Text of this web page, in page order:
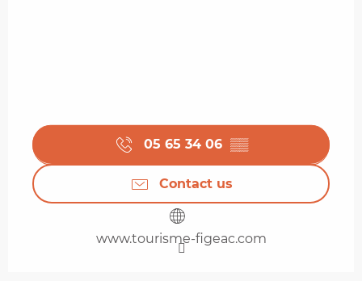
05 65 34 06 ▒▒
Contact us
www.tourisme-figeac.com